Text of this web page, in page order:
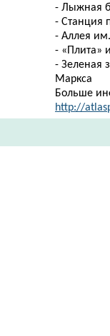
- Лыжная
- Станция
- Аллея
- «Плита»
- Зеленая
Маркса
Больше
http://